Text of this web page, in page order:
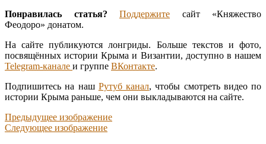
Понравилась статья?
Поддержите сайт «Княжество
Феодоро» донатом.
На сайте публикуются лонгриды. Больше текстов и фото,
посвящённых истории Крыма и Византии, доступно в нашем
Telegram-канале и группе ВКонтакте.
Подпишитесь на наш Рутуб канал, чтобы смотреть видео по
истории Крыма раньше, чем они выкладываются на сайте.
Предыдущее изображение
Следующее изображение